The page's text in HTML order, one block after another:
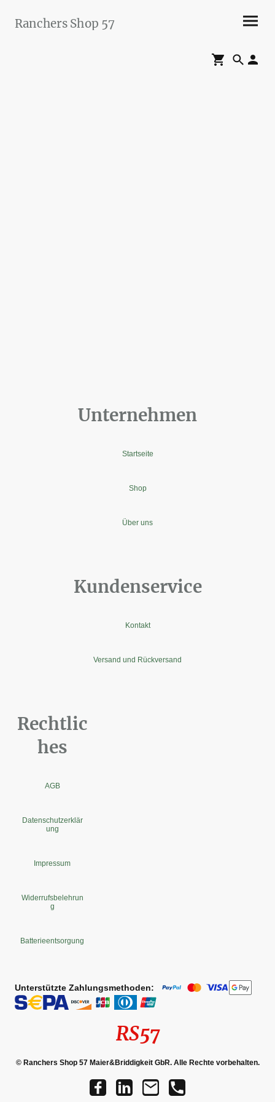
Ranchers Shop 57
Unternehmen
Startseite
Shop
Über uns
Kundenservice
Kontakt
Versand und Rückversand
Rechtlic
hes
AGB
Datenschutzerklär
ung
Impressum
Widerrufsbelehrun
g
Batterieentsorgung
Unterstützte Zahlungsmethoden:
RS57
© Ranchers Shop 57 Maier&Briddigkeit GbR. Alle Rechte vorbehalten.